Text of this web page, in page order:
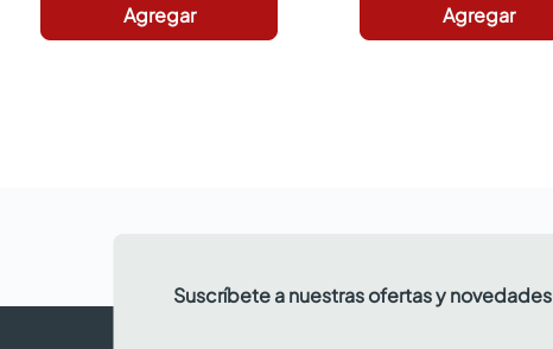
Agregar Agregar
Suscríbete a nuestras ofertas y novedades